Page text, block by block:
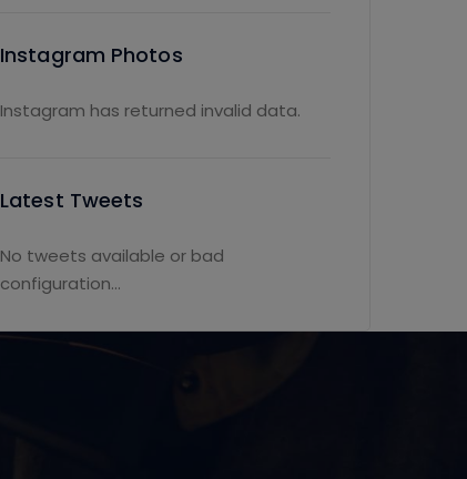
Instagram Photos
Instagram has returned invalid data.
Latest Tweets
No tweets available or bad
configuration...